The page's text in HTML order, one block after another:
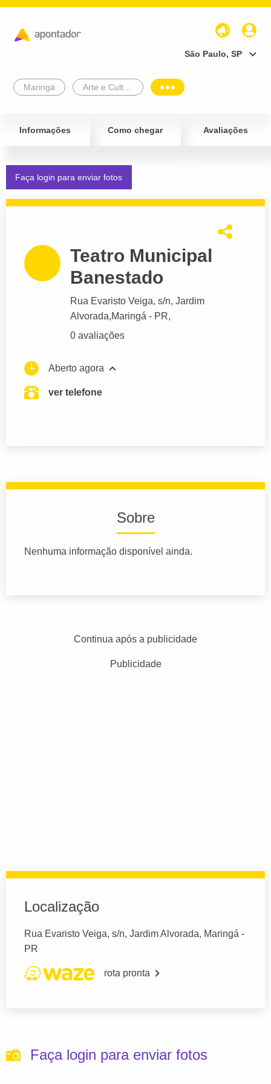
São Paulo, SP
Maringá
Informações Como chegar Avaliações
Faça login para enviar fotos
Teatro Municipal
Banestado
Rua Evaristo Veiga, s/n, Jardim
Alvorada,Maringá - PR,
0 avaliações
Aberto agora
ver telefone
Sobre
Nenhuma informação disponível ainda.
Continua após a publicidade
Publicidade
Localização
Rua Evaristo Veiga, s/n, Jardim Alvorada, Maringá -
PR
rota pronta
Faça login para enviar fotos